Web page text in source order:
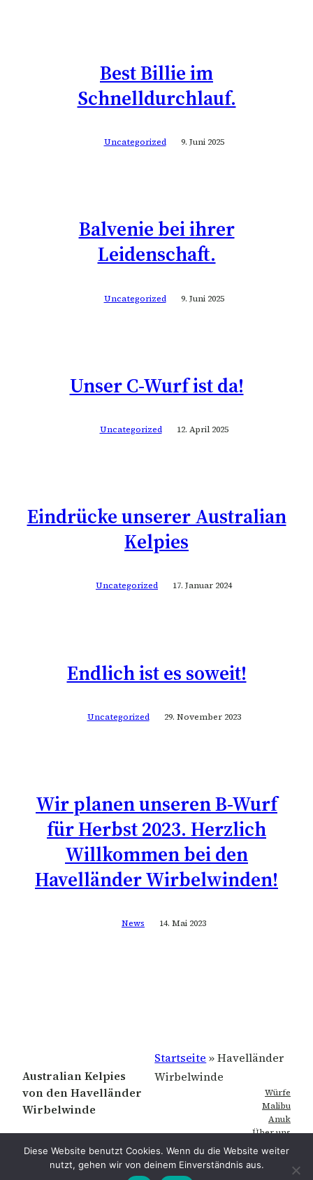
Best Billie im
Schnelldurchlauf.
Uncategorized 9. Juni 2025
Balvenie bei ihrer
Leidenschaft.
Uncategorized 9. Juni 2025
Unser C-Wurf ist da!
Uncategorized 12. April 2025
Eindrücke unserer Australian
Kelpies
Uncategorized 17. Januar 2024
Endlich ist es soweit!
Uncategorized 29. November 2023
Wir planen unseren B-Wurf
für Herbst 2023. Herzlich
Willkommen bei den
Havelländer Wirbelwinden!
News 14. Mai 2023
Australian Kelpies
von den Havelländer
Wirbelwinde
Startseite »Havelländer
Wirbelwinde
Würfe
Malibu
Anuk
Über uns
Galerie
Diese Website benutzt Cookies. Wenn du die Website weiter
nutzt, gehen wir von deinem Einverständnis aus.